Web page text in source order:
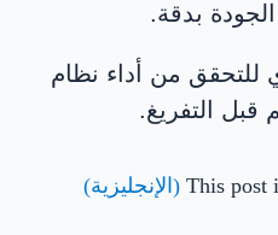
الجودة بدقة.
للتحقق من أداء نظام
قبل التفريغ.
This post
( الإنجليزية)